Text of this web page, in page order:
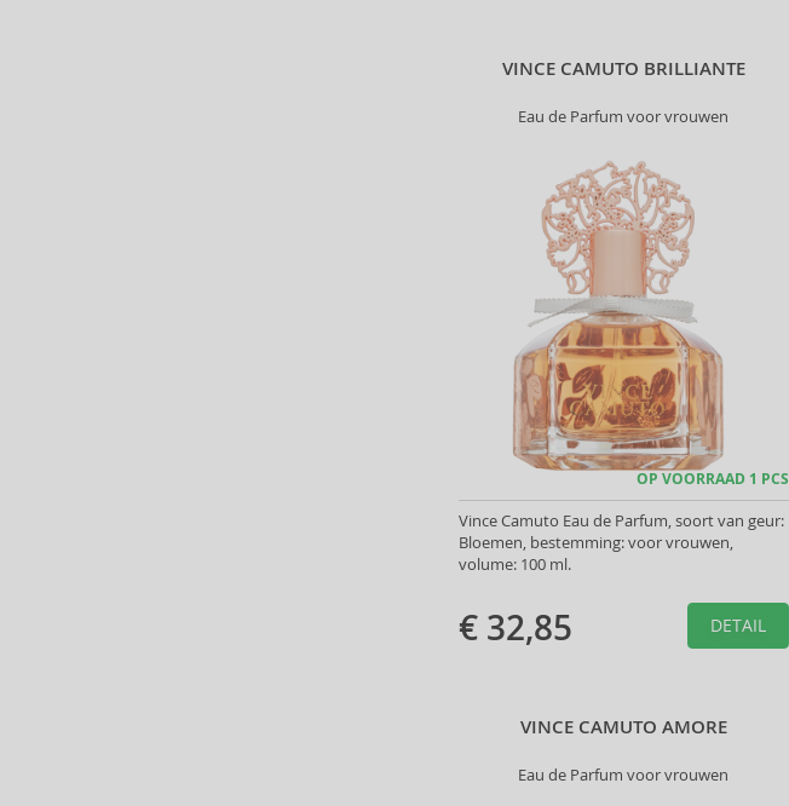
VINCE CAMUTO BRILLIANTE
Eau de Parfum voor vrouwen
OP VOORRAAD 1 PCS
Vince Camuto Eau de Parfum, soort van geur:
Bloemen, bestemming: voor vrouwen,
volume: 100 ml.
€ 32,85 DETAIL
VINCE CAMUTO AMORE
Eau de Parfum voor vrouwen